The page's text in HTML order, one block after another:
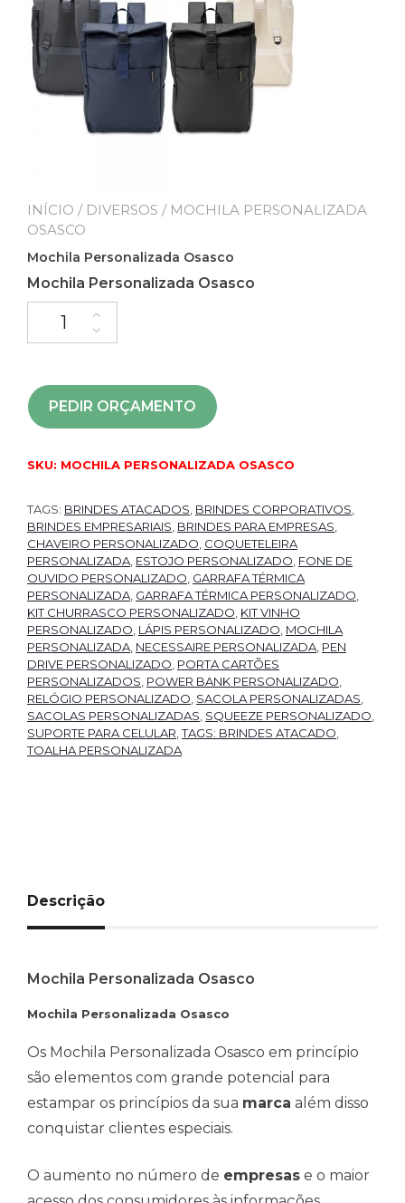
INÍCIO / DIVERSOS / MOCHILA PERSONALIZADA
OSASCO
Mochila Personalizada Osasco
Mochila Personalizada Osasco
PEDIR ORÇAMENTO
SKU: MOCHILA PERSONALIZADA OSASCO
TAGS: BRINDES ATACADOS BRINDES CORPORATIVOS
BRINDES EMPRESARIAIS BRINDES PARA EMPRESAS
CHAVEIRO PERSONALIZADO COQUETELEIRA
PERSONALIZADA ESTOJO PERSONALIZADO FONE DE
OUVIDO PERSONALIZADO GARRAFA TÉRMICA
PERSONALIZADA GARRAFA TÉRMICA PERSONALIZADO
KIT CHURRASCO PERSONALIZADO KIT VINHO
PERSONALIZADO LÁPIS PERSONALIZADO MOCHILA
PERSONALIZADA NECESSAIRE PERSONALIZADA PEN
DRIVE PERSONALIZADO PORTA CARTÕES
PERSONALIZADOS POWER BANK PERSONALIZADO
RELÓGIO PERSONALIZADO SACOLA PERSONALIZADAS
SACOLAS PERSONALIZADAS SQUEEZE PERSONALIZADO
SUPORTE PARA CELULAR ,TAGS: BRINDES ATACADO
TOALHA PERSONALIZADA
Descrição
Mochila Personalizada Osasco
Mochila Personalizada Osasco
Os Mochila Personalizada Osasco em princípio
são elementos com grande potencial para
estampar os princípios da sua marca além disso
conquistar clientes especiais.
O aumento no número de empresas e o maior